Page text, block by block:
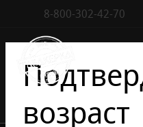
8-800-302-42-70
возраст